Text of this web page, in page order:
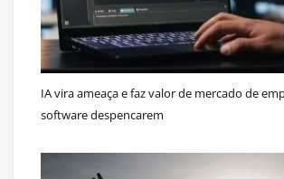
IA vira ameaça e faz valor de mercado de
software despencarem